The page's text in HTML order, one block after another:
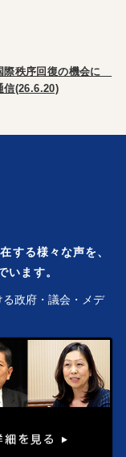
際秩序回復の機会に
信(26.6.20)
する様々な声を、
います。
政府・議会・メデ